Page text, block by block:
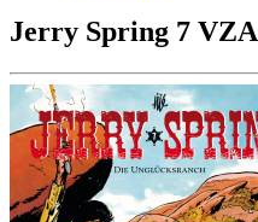
Jerry Spring 7 VZA